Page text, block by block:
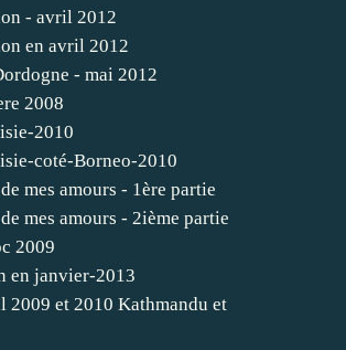
- avril 2012
en avril 2012
- mai 2012
2008
2010
coté-Borneo-2010
mes amours - 1ère partie
mes amours - 2ième partie
2009
en janvier-2013
2009 et 2010 Kathmandu et